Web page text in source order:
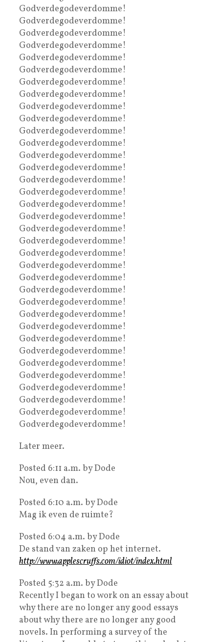
Godverdegodeverdomme!
Godverdegodeverdomme!
Godverdegodeverdomme!
Godverdegodeverdomme!
Godverdegodeverdomme!
Godverdegodeverdomme!
Godverdegodeverdomme!
Godverdegodeverdomme!
Godverdegodeverdomme!
Godverdegodeverdomme!
Godverdegodeverdomme!
Godverdegodeverdomme!
Godverdegodeverdomme!
Godverdegodeverdomme!
Godverdegodeverdomme!
Godverdegodeverdomme!
Godverdegodeverdomme!
Godverdegodeverdomme!
Godverdegodeverdomme!
Godverdegodeverdomme!
Godverdegodeverdomme!
Godverdegodeverdomme!
Godverdegodeverdomme!
Godverdegodeverdomme!
Godverdegodeverdomme!
Godverdegodeverdomme!
Godverdegodeverdomme!
Godverdegodeverdomme!
Godverdegodeverdomme!
Godverdegodeverdomme!
Godverdegodeverdomme!
Godverdegodeverdomme!
Godverdegodeverdomme!
Godverdegodeverdomme!
Godverdegodeverdomme!
Later meer.
Posted 6:11 a.m. by Dode
Nou, even dan.
Posted 6:10 a.m. by Dode
Mag ik even de ruimte?
Posted 6:04 a.m. by Dode
De stand van zaken op het internet.
http://www.applescruffs.com/idiot/index.html
Posted 5:32 a.m. by Dode
Recently I began to work on an essay about
why there are no longer any good essays
about why there are no longer any good
novels. In performing a survey of the